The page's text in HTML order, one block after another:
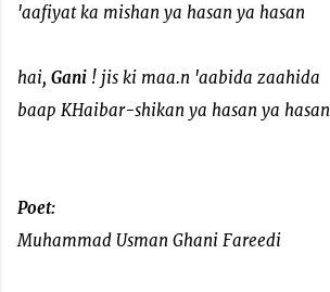
'aafiyat ka mishan ya hasan ya hasan
hai, Gani ! jis ki maa.n 'aabida zaahida
baap KHaibar-shikan ya hasan ya hasan
Poet:
Muhammad Usman Ghani Fareedi